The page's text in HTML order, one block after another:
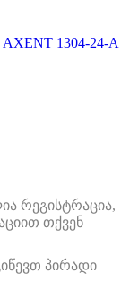
1304-24-A
რეგისტრაცია,
თქვენ
პირადი